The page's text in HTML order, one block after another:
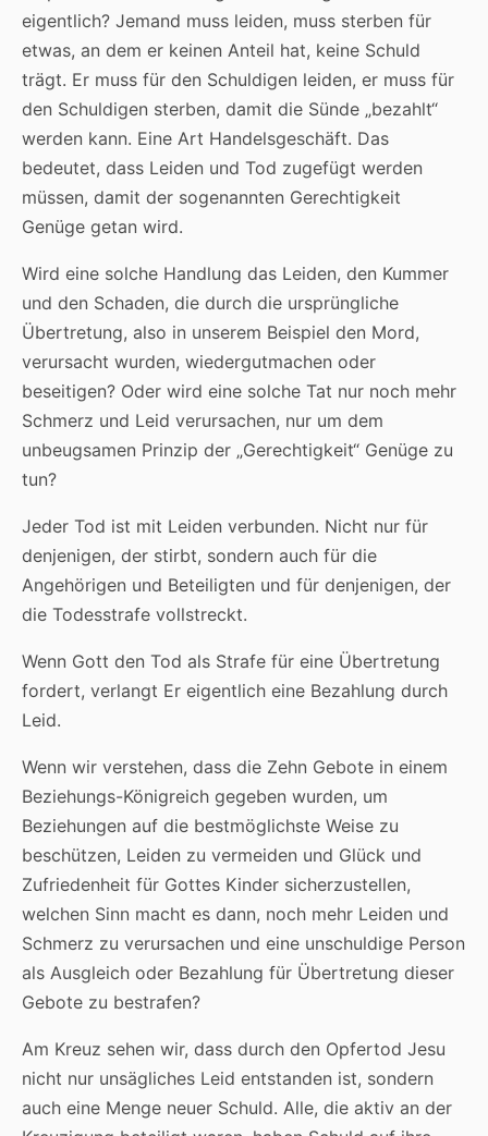
eigentlich? Jemand muss leiden, muss sterben für
etwas, an dem er keinen Anteil hat, keine Schuld
trägt. Er muss für den Schuldigen leiden, er muss für
den Schuldigen sterben, damit die Sünde „bezahlt“
werden kann. Eine Art Handelsgeschäft. Das
bedeutet, dass Leiden und Tod zugefügt werden
müssen, damit der sogenannten Gerechtigkeit
Genüge getan wird.
Wird eine solche Handlung das Leiden, den Kummer
und den Schaden, die durch die ursprüngliche
Übertretung, also in unserem Beispiel den Mord,
verursacht wurden, wiedergutmachen oder
beseitigen? Oder wird eine solche Tat nur noch mehr
Schmerz und Leid verursachen, nur um dem
unbeugsamen Prinzip der „Gerechtigkeit“ Genüge zu
tun?
Jeder Tod ist mit Leiden verbunden. Nicht nur für
denjenigen, der stirbt, sondern auch für die
Angehörigen und Beteiligten und für denjenigen, der
die Todesstrafe vollstreckt.
Wenn Gott den Tod als Strafe für eine Übertretung
fordert, verlangt Er eigentlich eine Bezahlung durch
Leid.
Wenn wir verstehen, dass die Zehn Gebote in einem
Beziehungs-Königreich gegeben wurden, um
Beziehungen auf die bestmöglichste Weise zu
beschützen, Leiden zu vermeiden und Glück und
Zufriedenheit für Gottes Kinder sicherzustellen,
welchen Sinn macht es dann, noch mehr Leiden und
Schmerz zu verursachen und eine unschuldige Person
als Ausgleich oder Bezahlung für Übertretung dieser
Gebote zu bestrafen?
Am Kreuz sehen wir, dass durch den Opfertod Jesu
nicht nur unsägliches Leid entstanden ist, sondern
auch eine Menge neuer Schuld. Alle, die aktiv an der